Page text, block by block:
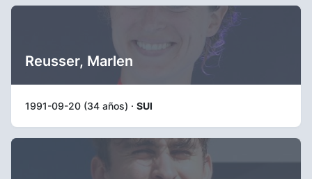
Reusser, Marlen
1991-09-20 (34 años) · SUI